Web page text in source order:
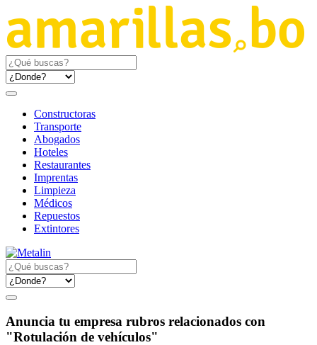
Constructoras
Transporte
Abogados
Hoteles
Restaurantes
Imprentas
Limpieza
Médicos
Repuestos
Extintores
Anuncia tu empresa rubros relacionados con
"Rotulación de vehículos"